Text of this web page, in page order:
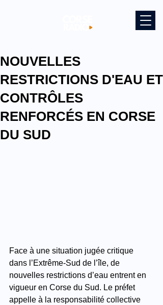
NOUVELLES
RESTRICTIONS D'EAU ET
CONTRÔLES
RENFORCÉS EN CORSE
DU SUD
Face à une situation jugée critique
dans l’Extrême-Sud de l’île, de
nouvelles restrictions d’eau entrent en
vigueur en Corse du Sud. Le préfet
appelle à la responsabilité collective